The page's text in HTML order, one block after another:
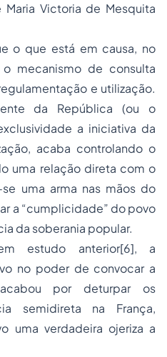
Victoria de Mesquita
o que está em causa, no
mecanismo de consulta
e utilização.
da República (ou o
a iniciativa da
acaba controlando o
uma relação direta com o
uma arma nas mãos do
a “cumplicidade” do povo
da soberania popular.
estudo anterior[6], a
no poder de convocar a
por deturpar os
semidireta na França,
uma verdadeira ojeriza a